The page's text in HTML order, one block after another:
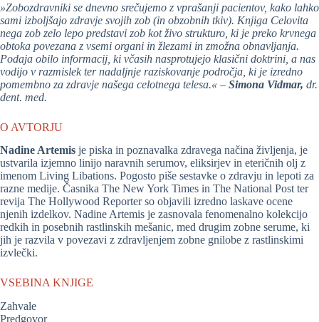
»Zobozdravniki se dnevno srečujemo z vprašanji pacientov, kako lahko
sami izboljšajo zdravje svojih zob (in obzobnih tkiv). Knjiga Celovita
nega zob zelo lepo predstavi zob kot živo strukturo, ki je preko krvnega
obtoka povezana z vsemi organi in žlezami in zmožna obnavljanja.
Podaja obilo informacij, ki včasih nasprotujejo klasični doktrini, a nas
vodijo v razmislek ter nadaljnje raziskovanje področja, ki je izredno
pomembno za zdravje našega celotnega telesa.« – Simona Vidmar, dr.
dent. med.
O AVTORJU
Nadine Artemis je piska in poznavalka zdravega načina življenja, je
ustvarila izjemno linijo naravnih serumov, eliksirjev in eteričnih olj z
imenom Living Libations. Pogosto piše sestavke o zdravju in lepoti za
razne medije. Časnika The New York Times in The National Post ter
revija The Hollywood Reporter so objavili izredno laskave ocene
njenih izdelkov. Nadine Artemis je zasnovala fenomenalno kolekcijo
redkih in posebnih rastlinskih mešanic, med drugim zobne serume, ki
jih je razvila v povezavi z zdravljenjem zobne gnilobe z rastlinskimi
izvlečki.
VSEBINA KNJIGE
Zahvale
Predgovor